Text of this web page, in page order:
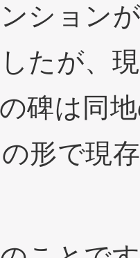
ションが
たが、現
碑は同
形で現